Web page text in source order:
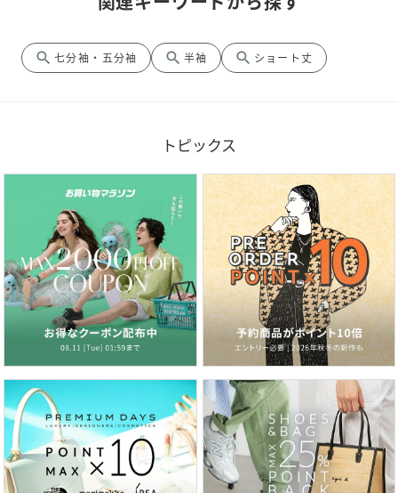
search 七分袖・五分袖 search 半袖 search ショート丈
トピックス